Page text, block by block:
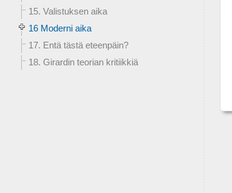
15. Valistuksen aika
16 Moderni aika
17. Entä tästä eteenpäin?
18. Girardin teorian kritiikkiä